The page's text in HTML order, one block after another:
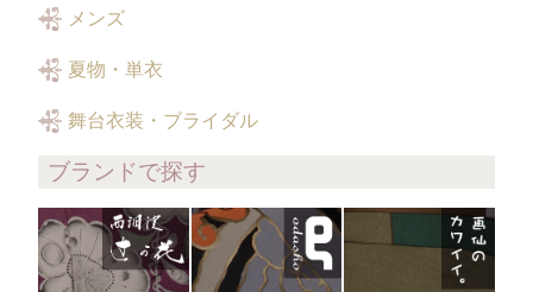
メンズ
夏物・単衣
舞台衣装・ブライダル
ブランドで探す